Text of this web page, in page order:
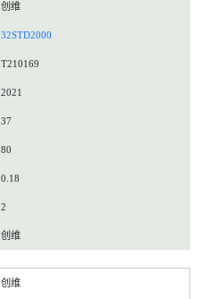
创维
32STD2000
T210169
2021
37
80
0.18
2
创维
创维